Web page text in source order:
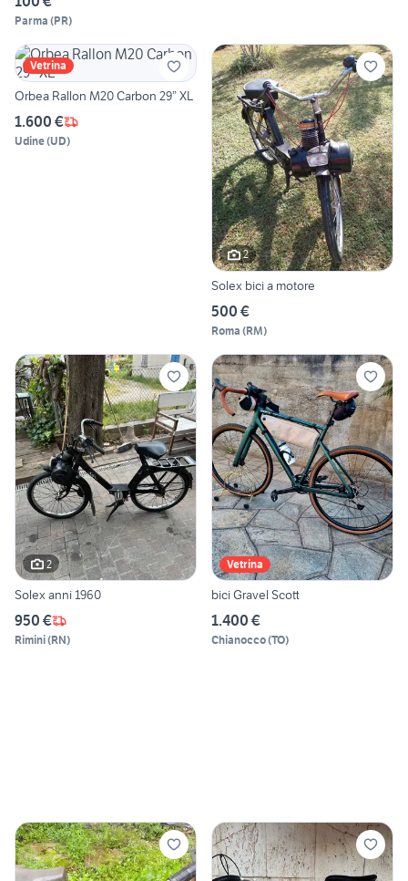
Parma (PR)
Vetrina
Orbea Rallon M20 Carbon 29” XL
1.600 €
Udine(UD)
2
Solex bici a motore
500 €
Roma (RM)
2
Solex anni 1960
950 €
Rimini(RN)
Vetrina
bici Gravel Scott
1.400 €
Chianocco(TO)